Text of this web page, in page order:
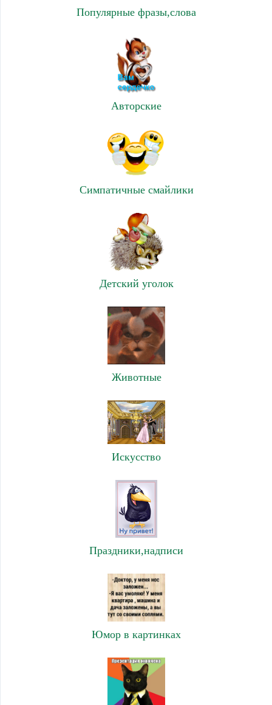
Популярные фразы,слова
Авторские
Симпатичные смайлики
Детский уголок
Животные
Искусство
Праздники,надписи
Юмор в картинках